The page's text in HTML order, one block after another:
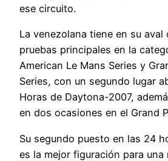
ese circuito.
La venezolana tiene en su
pruebas principales en la
American Le Mans Series y
Series, con un segundo lugar
Horas de Daytona-2007,
en dos ocasiones en el Grand
Su segundo puesto en las 24
es la mejor figuración para una